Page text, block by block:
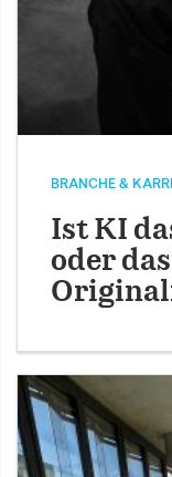
BRANCHE &
Ist KI
oder